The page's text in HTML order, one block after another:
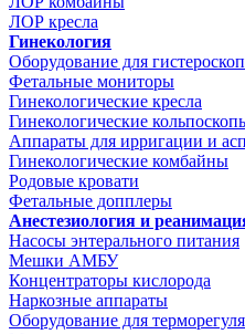
ЛОР кресла
Гинекология
Оборудование для
Фетальные мониторы
Гинекологические кресла
Гинекологические
Аппараты для ирригации и
Гинекологические комбайны
Родовые кровати
Фетальные допплеры
Анестезиология и
Насосы энтерального питания
Мешки АМБУ
Концентраторы кислорода
Наркозные аппараты
Оборудование для